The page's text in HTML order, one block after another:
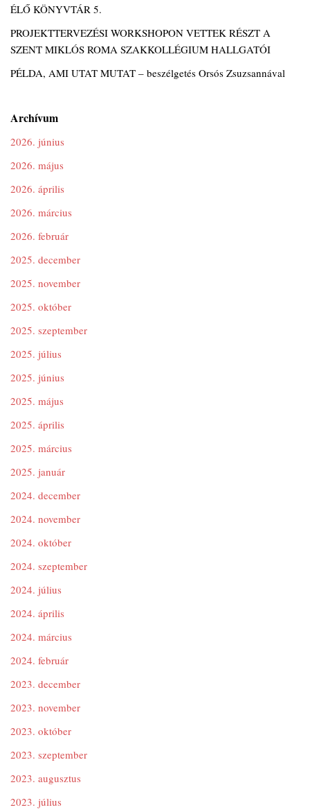
ÉLŐ KÖNYVTÁR 5.
PROJEKTTERVEZÉSI WORKSHOPON VETTEK RÉSZT A
SZENT MIKLÓS ROMA SZAKKOLLÉGIUM HALLGATÓI
PÉLDA, AMI UTAT MUTAT – beszélgetés Orsós Zsuzsannával
Archívum
2026. június
2026. május
2026. április
2026. március
2026. február
2025. december
2025. november
2025. október
2025. szeptember
2025. július
2025. június
2025. május
2025. április
2025. március
2025. január
2024. december
2024. november
2024. október
2024. szeptember
2024. július
2024. április
2024. március
2024. február
2023. december
2023. november
2023. október
2023. szeptember
2023. augusztus
2023. július